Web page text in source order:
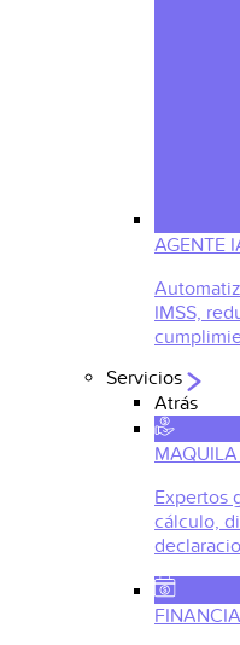
AGENTE
IMSS,
Servicios
Atrás
Expertos
cálculo,